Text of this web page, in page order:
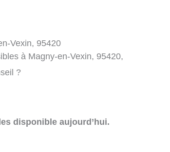
Vexin, 95420
à Magny-en-Vexin, 95420,
?
disponible aujourd’hui.